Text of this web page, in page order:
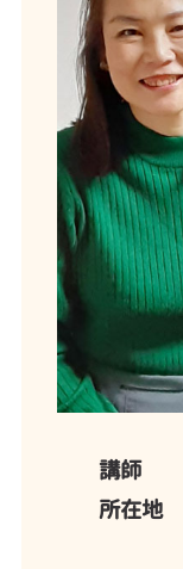
講師
所在地